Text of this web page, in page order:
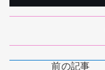
前の記事